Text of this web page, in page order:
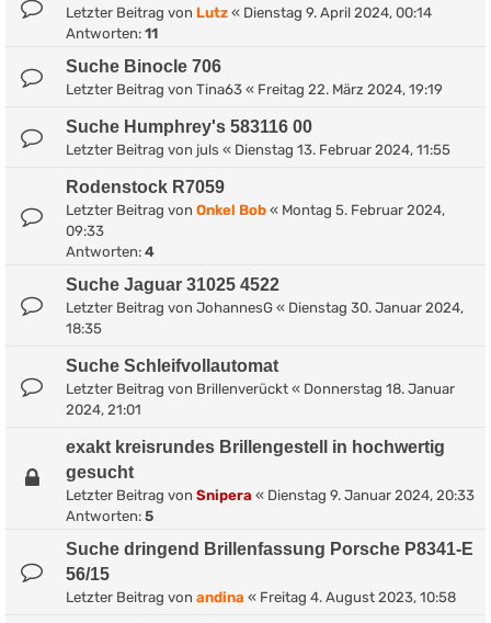
Letzter Beitrag von Lutz « Dienstag 9. April 2024, 00:14
Antworten: 11
Suche Binocle 706
Letzter Beitrag von Tina63 « Freitag 22. März 2024, 19:19
Suche Humphrey's 583116 00
Letzter Beitrag von juls « Dienstag 13. Februar 2024, 11:55
Rodenstock R7059
Letzter Beitrag von Onkel Bob « Montag 5. Februar 2024,
09:33
Antworten: 4
Suche Jaguar 31025 4522
Letzter Beitrag von JohannesG « Dienstag 30. Januar 2024,
18:35
Suche Schleifvollautomat
Letzter Beitrag von Brillenverückt « Donnerstag 18. Januar
2024, 21:01
exakt kreisrundes Brillengestell in hochwertig
gesucht
Letzter Beitrag von Snipera « Dienstag 9. Januar 2024, 20:33
Antworten: 5
Suche dringend Brillenfassung Porsche P8341-E
56/15
Letzter Beitrag von andina « Freitag 4. August 2023, 10:58